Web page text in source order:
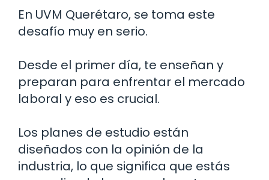
En UVM Querétaro, se toma este
desafío muy en serio.
Desde el primer día, te enseñan y
preparan para enfrentar el mercado
laboral y eso es crucial.
Los planes de estudio están
diseñados con la opinión de la
industria, lo que significa que estás